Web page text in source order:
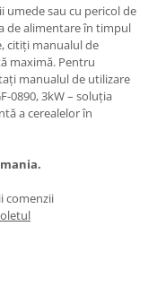
umede sau cu pericol de
de alimentare în timpul
citiți manualul de
maximă. Pentru
manualul de utilizare
0890, 3kW – soluția
a cerealelor în
comenzii